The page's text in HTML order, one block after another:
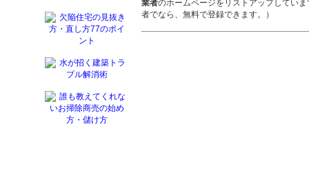
業者のホームページをリストアップしてい
者でなら、無料で登録できます。）